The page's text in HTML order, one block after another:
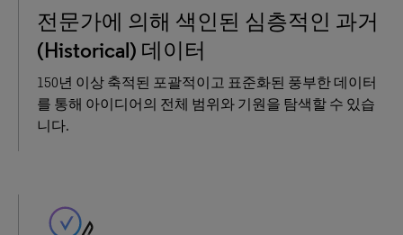
전문가에 의해 색인된 심층적인 과거
(Historical) 데이터
150년 이상 축적된 포괄적이고 표준화된 풍부한 데이터
를 통해 아이디어의 전체 범위와 기원을 탐색할 수 있습
니다.